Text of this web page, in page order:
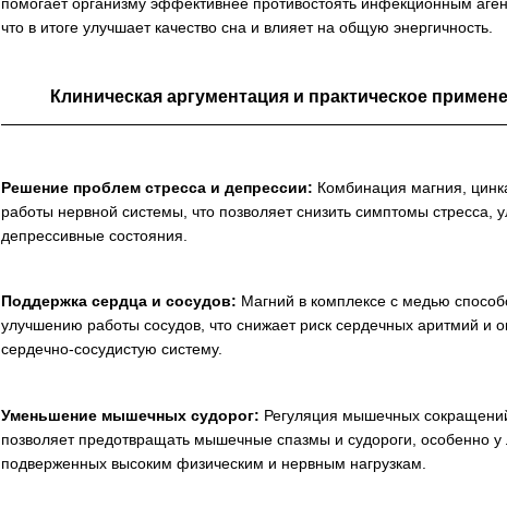
что в итоге улучшает качество сна и влияет на общую энергичность.
Клиническая аргументация и практическое
Решение проблем стресса и депрессии: Комбинация магния,
работы нервной системы, что позволяет снизить симптомы стресса,
депрессивные состояния.
Поддержка сердца и сосудов: Магний в комплексе с медью
улучшению работы сосудов, что снижает риск сердечных аритмий и
сердечно-сосудистую систему.
Уменьшение мышечных судорог: Регуляция мышечных
позволяет предотвращать мышечные спазмы и судороги, особенно
подверженных высоким физическим и нервным нагрузкам.